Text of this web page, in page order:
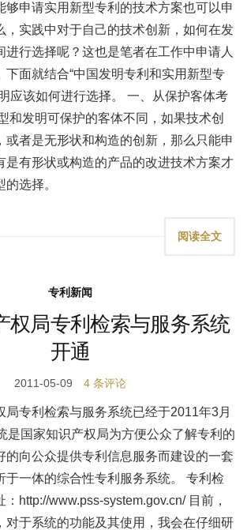
够申请实用新型专利的技术方案也可以申
，实践中对于自己的技术创新，如何在发
进行选择呢？这也是笔者在工作中申请人
下面就结合“中国发明专利和实用新型专
应该如何进行选择。 一、从保护客体考
和发明可保护的客体不同，如果技术创
或者是无形状和构造的创新，那么只能申
是有形状或构造的产品的改进技术方案才
选择。
阅读全文
专利新闻
权局专利检索与服务系统
开通
2011-05-09 4 条评论
局专利检索与服务系统已经于2011年3月
是国家知识产权局为方便公众了解专利的
的向公众提供专利信息服务而建设的一套
于一体的综合性专利服务系统。 专利检
http://www.pss-system.gov.cn/ 目前，
对于系统的功能及其使用，我会在仔细研